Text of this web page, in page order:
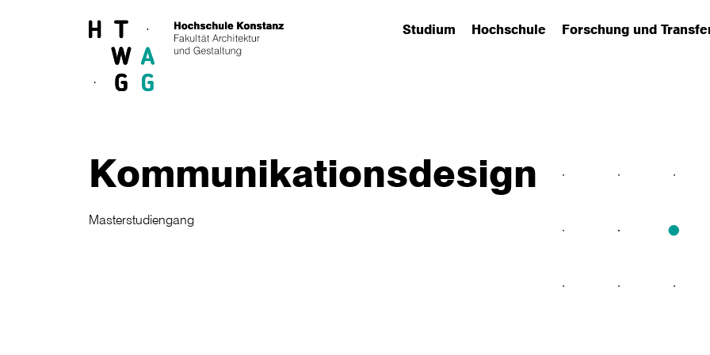
Studium
(has submenu)Hochschule
(has submenu)Forschung und
(has submenu)
Kommunikationsdesign
Masterstudiengang